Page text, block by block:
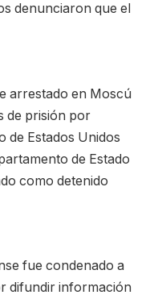
denunciaron que el
arrestado en Moscú
de prisión por
de Estados Unidos
de Estado
como detenido
fue condenado a
difundir información